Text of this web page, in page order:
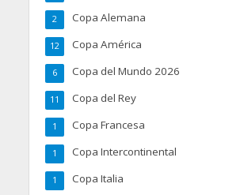
Copa Alemana
2
Copa América
12
Copa del Mundo 2026
6
Copa del Rey
11
Copa Francesa
1
Copa Intercontinental
1
Copa Italia
1